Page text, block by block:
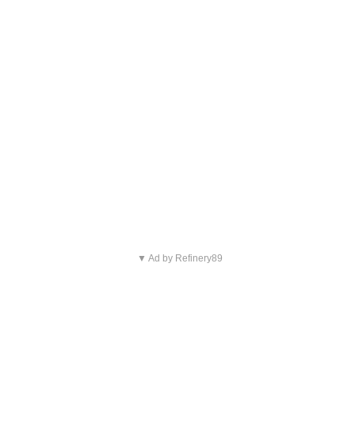
▼ Ad by Refinery89